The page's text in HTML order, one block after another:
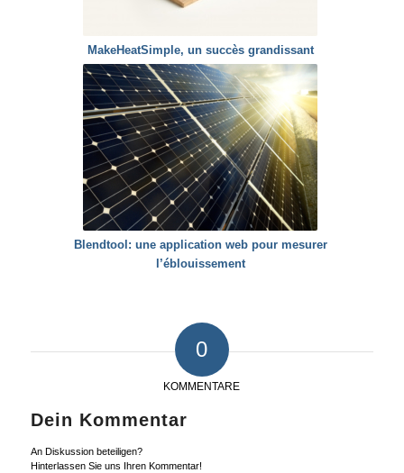
MakeHeatSimple, un succès grandissant
Blendtool: une application web pour mesurer
l’éblouissement
0
KOMMENTARE
Dein Kommentar
An Diskussion beteiligen?
Hinterlassen Sie uns Ihren Kommentar!